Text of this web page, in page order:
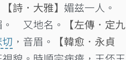
【詩．大雅】 媚兹一人。
。 又地名。
【左傳．定九
切 ，音眉。
【韓愈．永貞